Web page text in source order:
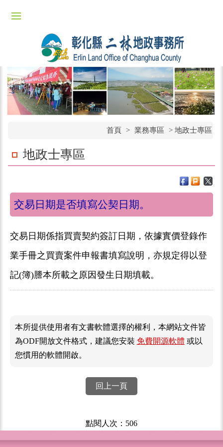
首頁 > 業務專區 > 地政士專區
地政士專區
交易日期是否填寫公契日期。
交易日期係指買賣契約簽訂日期，依據實價登錄作
業手冊之買賣案件申報書填寫說明，亦規定得以登
記(簿)謄本所載之原因發生日期填載。
本所提供使用者有文書軟體選擇的權利，本網站文件皆
為ODF開放文件格式，建議您安裝 免費開源軟體 或以
您慣用的軟體開啟。
回上一頁
點閱人次：506